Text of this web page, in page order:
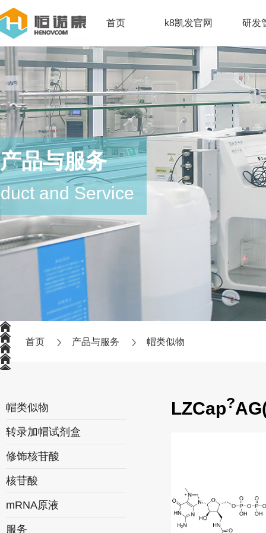
首页 k8凯发官网 研发
产品与服务
and Service
首页 产品与服务 帽类似物
帽类似物
转录加帽试剂盒
修饰核苷酸
核苷酸
mRNA原液
服务
LZCap?